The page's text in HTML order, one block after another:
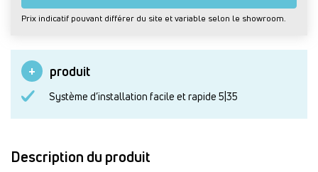
Prix indicatif pouvant différer du site et variable selon le showroom.
produit
Système d’installation facile et rapide 5|35
Description du produit